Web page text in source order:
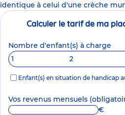
identique à celui d'une crèche
Calculer le tarif de ma
Nombre d'enfant(s) à charge
1
2
Enfant(s) en situation de handicap
Vos revenus mensuels
€